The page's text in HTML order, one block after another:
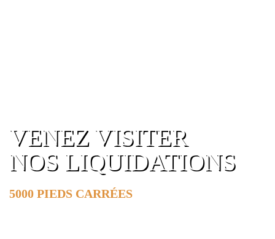
VENEZ VISITER
NOS LIQUIDATIONS
5000 PIEDS CARRÉES